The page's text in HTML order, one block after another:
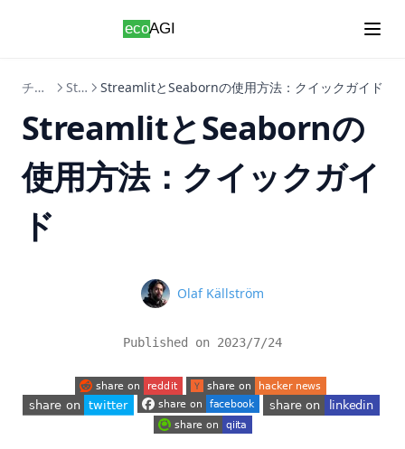
チュートリアル Streamlit StreamlitとSeabornの使用方法：クイックガイド
StreamlitとSeabornの
使用方法：クイックガイ
ド
Name
Olaf Källström
Published on 2023/7/24
(opens in a new tab)(opens in a new tab)
(opens in a new tab)(opens in a new tab)